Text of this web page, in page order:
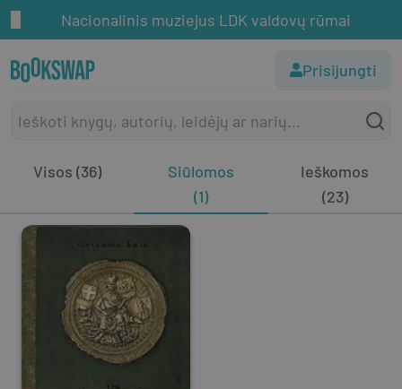
Nacionalinis muziejus LDK valdovų rūmai
Prisijungti
Visos (36)
Siūlomos
(1)
Ieškomos
(23)